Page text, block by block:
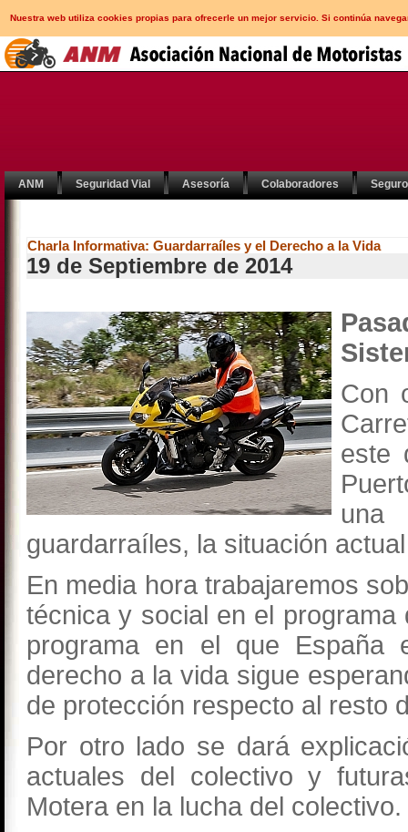
Nuestra web utiliza cookies propias para ofrecerle un mejor servicio. Si continúa
ANM Seguridad Vial Asesoría Colaboradores
Charla Informativa: Guardarraíles y el Derecho a la Vida
19 de Septiembre de 2014
Con
este
una
guardarraíles, la situación
En media hora trabajaremos
técnica y social en el
programa en el que
derecho a la vida sigue
de protección respecto al resto
Por otro lado se dará
actuales del colectivo y
Motera en la lucha del colectivo.